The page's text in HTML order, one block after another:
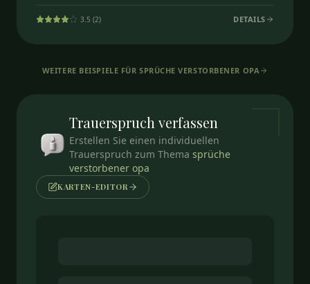
3.5 (2) DETAILS
WEITERE BEISPIELE FÜR SPRÜCHE VERSTORBENER OPA
Trauerspruch verfassen
Erstellen Sie einen individuellen
Trauerspruch zum Thema sprüche
verstorbener opa
KARTEN-EDITOR